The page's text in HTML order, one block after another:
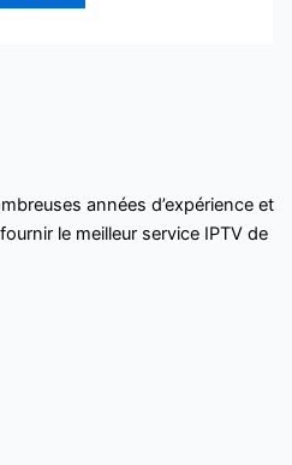
années d’expérience et
le meilleur service IPTV de